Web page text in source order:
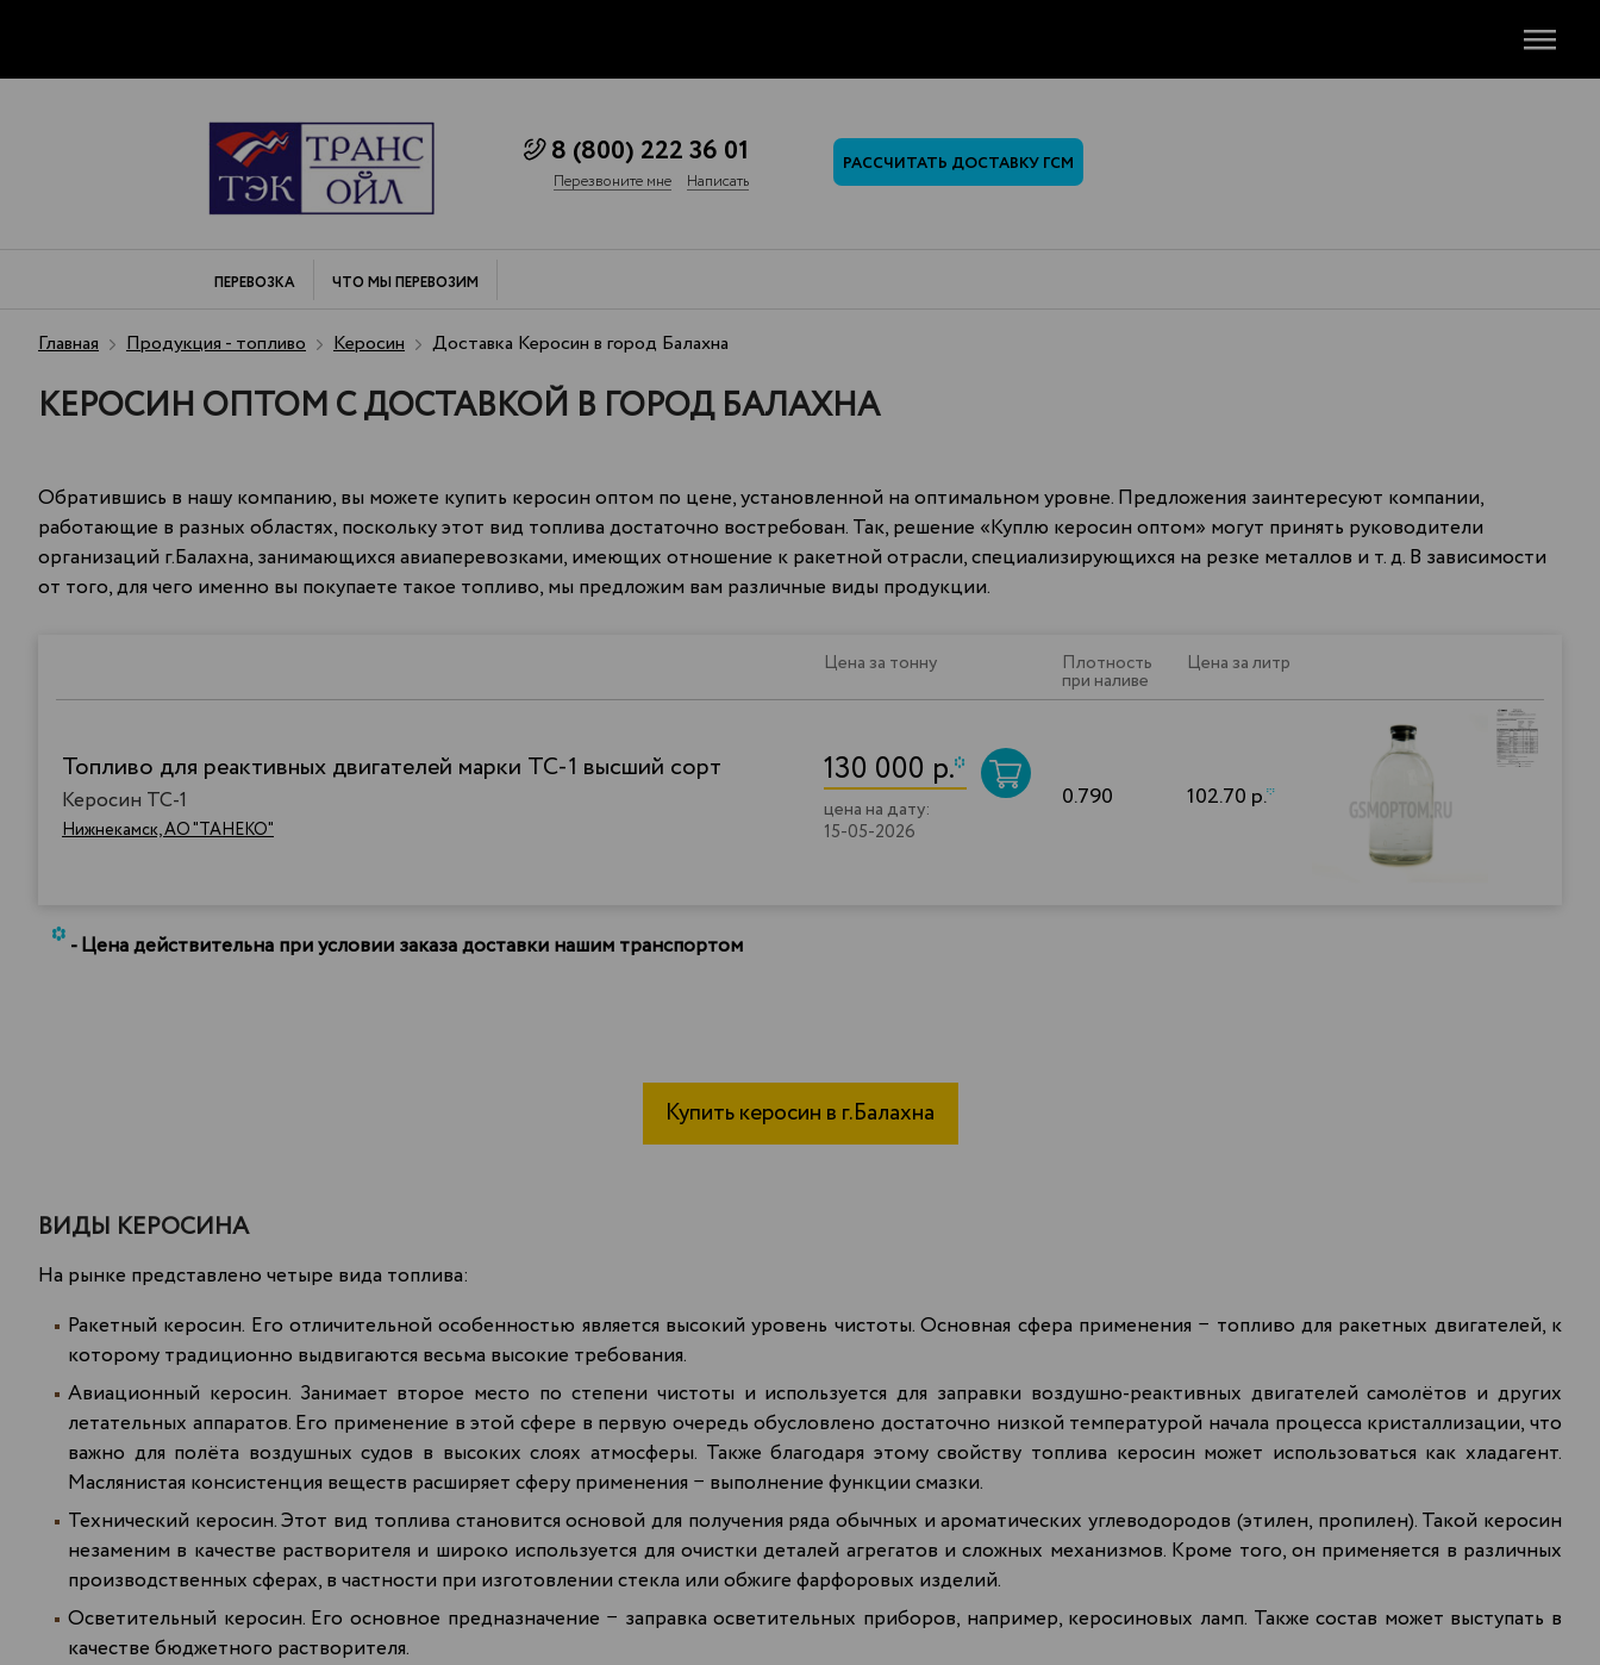
8 (800) 222 36 01
Перезвоните мне Написать
РАССЧИТАТЬ ДОСТАВКУ ГСМ
ПЕРЕВОЗКА ЧТО МЫ ПЕРЕВОЗИМ
Главная Продукция - топливо Керосин Доставка Керосин в город Балахна
КЕРОСИН ОПТОМ С ДОСТАВКОЙ В ГОРОД БАЛАХНА
Обратившись в нашу компанию, вы можете купить керосин оптом по цене, установленной на оптимальном уровне. Предложения заинтересуют компании,
работающие в разных областях, поскольку этот вид топлива достаточно востребован. Так, решение «Куплю керосин оптом» могут принять руководители
организаций г.Балахна, занимающихся авиаперевозками, имеющих отношение к ракетной отрасли, специализирующихся на резке металлов и т. д. В зависимости
от того, для чего именно вы покупаете такое топливо, мы предложим вам различные виды продукции.
Цена за тонну Плотность
при наливе
Цена за литр
Топливо для реактивных двигателей марки ТС-1 высший сорт
Керосин ТС-1
Нижнекамск, АО "ТАНЕКО"
130 000 р.*
цена на дату:
15-05-2026
0.790 102.70 р.*
* - Цена действительна при условии заказа доставки нашим транспортом
Купить керосин в г.Балахна
ВИДЫ КЕРОСИНА
На рынке представлено четыре вида топлива:
Ракетный керосин. Его отличительной особенностью является высокий уровень чистоты. Основная сфера применения − топливо для ракетных двигателей, к
которому традиционно выдвигаются весьма высокие требования.
Авиационный керосин. Занимает второе место по степени чистоты и используется для заправки воздушно-реактивных двигателей самолётов и других
летательных аппаратов. Его применение в этой сфере в первую очередь обусловлено достаточно низкой температурой начала процесса кристаллизации, что
важно для полёта воздушных судов в высоких слоях атмосферы. Также благодаря этому свойству топлива керосин может использоваться как хладагент.
Маслянистая консистенция веществ расширяет сферу применения − выполнение функции смазки.
Технический керосин. Этот вид топлива становится основой для получения ряда обычных и ароматических углеводородов (этилен, пропилен). Такой керосин
незаменим в качестве растворителя и широко используется для очистки деталей агрегатов и сложных механизмов. Кроме того, он применяется в различных
производственных сферах, в частности при изготовлении стекла или обжиге фарфоровых изделий.
Осветительный керосин. Его основное предназначение − заправка осветительных приборов, например, керосиновых ламп. Также состав может выступать в
качестве бюджетного растворителя.